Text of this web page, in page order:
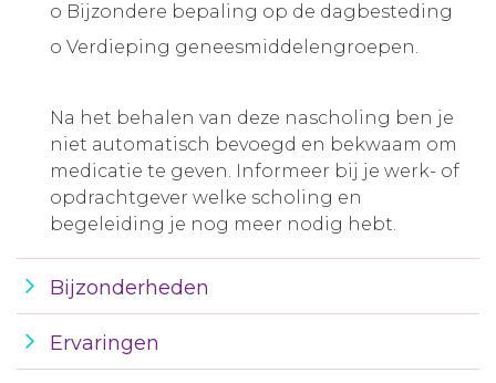
o Bijzondere bepaling op de dagbesteding
o Verdieping geneesmiddelengroepen.
Na het behalen van deze nascholing ben je
niet automatisch bevoegd en bekwaam om
medicatie te geven. Informeer bij je werk- of
opdrachtgever welke scholing en
begeleiding je nog meer nodig hebt.
Bijzonderheden
Ervaringen